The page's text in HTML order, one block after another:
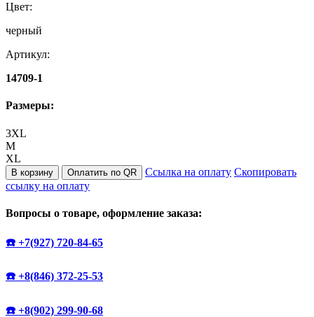
Цвет:
черный
Артикул:
14709-1
Размеры:
3XL
M
XL
В корзину Оплатить по QR Ссылка на оплату Скопировать
ссылку на оплату
Вопросы о товаре, оформление заказа:
☎️ +7(927) 720-84-65
☎️ +8(846) 372-25-53
☎️ +8(902) 299-90-68